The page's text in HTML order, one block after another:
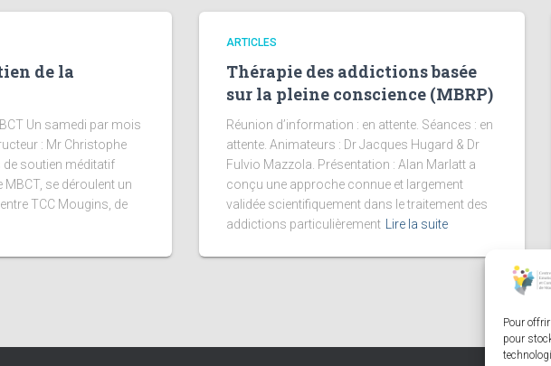
Pour
pour
de la
Un samedi par mois
: Mr Christophe
de soutien méditatif
se déroulent un
TCC Mougins, de
ARTICLES
Thérapie des addictions basée
sur la pleine conscience (MBRP)
Réunion d’information : en attente. Séances : en
attente. Animateurs : Dr Jacques Hugard & Dr
Fulvio Mazzola. Présentation : Alan Marlatt a
conçu une approche connue et largement
validée scientifiquement dans le traitement des
addictions particulièrement
Lire la suite